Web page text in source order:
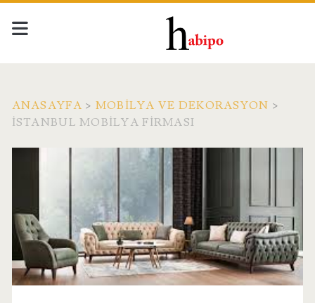
ANASAYFA > MOBILYA VE DEKORASYON >
İSTANBUL MOBILYA FIRMASI